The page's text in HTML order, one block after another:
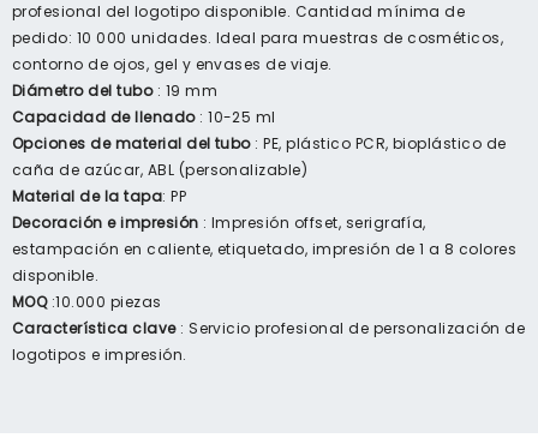
profesional del logotipo disponible. Cantidad mínima de
pedido: 10 000 unidades. Ideal para muestras de cosméticos,
contorno de ojos, gel y envases de viaje.
Diámetro del tubo: 19 mm
Capacidad de llenado: 10-25 ml
Opciones de material del tubo: PE, plástico PCR, bioplástico de
caña de azúcar, ABL (personalizable)
Material de la tapa: PP
Decoración e impresión : Impresión offset, serigrafía,
estampación en caliente, etiquetado, impresión de 1 a 8 colores
disponible.
MOQ:10.000 piezas
Característica clave: Servicio profesional de personalización de
logotipos e impresión.